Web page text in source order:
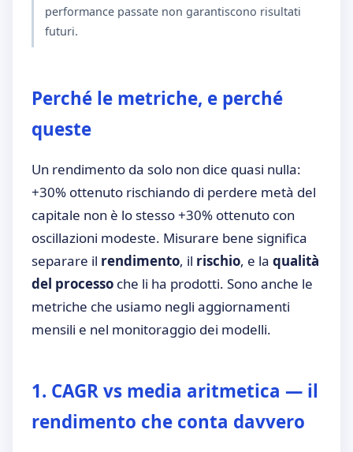
performance passate non garantiscono risultati
futuri.
Perché le metriche, e perché
queste
Un rendimento da solo non dice quasi nulla:
+30% ottenuto rischiando di perdere metà del
capitale non è lo stesso +30% ottenuto con
oscillazioni modeste. Misurare bene significa
separare il rendimento, il rischio, e la qualità
del processo che li ha prodotti. Sono anche le
metriche che usiamo negli aggiornamenti
mensili e nel monitoraggio dei modelli.
1. CAGR vs media aritmetica — il
rendimento che conta davvero